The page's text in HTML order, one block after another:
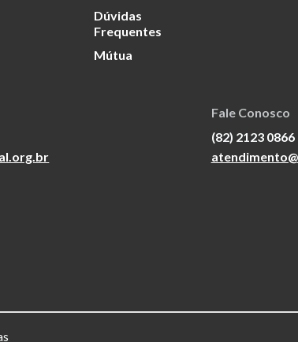
Dúvidas
Frequentes
Mútua
Fale Conosco
(82) 2123 0866